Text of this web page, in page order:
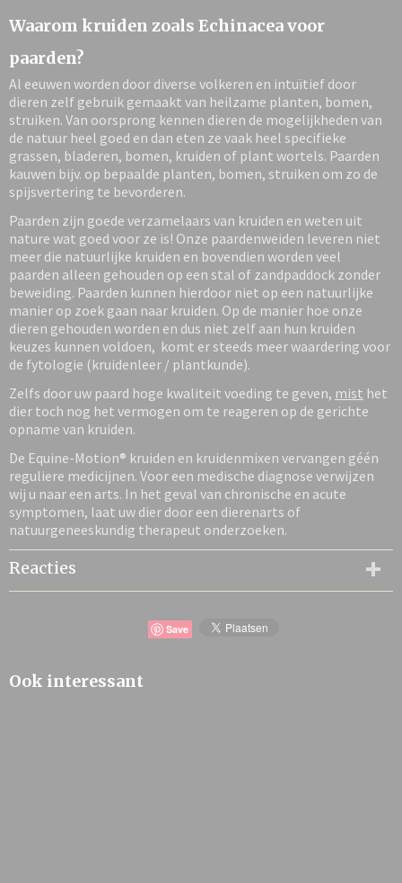
Waarom kruiden zoals Echinacea voor
paarden?
Al eeuwen worden door diverse volkeren en intuïtief door
dieren zelf gebruik gemaakt van heilzame planten, bomen,
struiken. Van oorsprong kennen dieren de mogelijkheden van
de natuur heel goed en dan eten ze vaak heel specifieke
grassen, bladeren, bomen, kruiden of plant wortels. Paarden
kauwen bijv. op bepaalde planten, bomen, struiken om zo de
spijsvertering te bevorderen.
Paarden zijn goede verzamelaars van kruiden en weten uit
nature wat goed voor ze is! Onze paardenweiden leveren niet
meer die natuurlijke kruiden en bovendien worden veel
paarden alleen gehouden op een stal of zandpaddock zonder
beweiding. Paarden kunnen hierdoor niet op een natuurlijke
manier op zoek gaan naar kruiden. Op de manier hoe onze
dieren gehouden worden en dus niet zelf aan hun kruiden
keuzes kunnen voldoen, komt er steeds meer waardering voor
de fytologie (kruidenleer / plantkunde).
Zelfs door uw paard hoge kwaliteit voeding te geven, mist het
dier toch nog het vermogen om te reageren op de gerichte
opname van kruiden.
De Equine-Motion® kruiden en kruidenmixen vervangen géén
reguliere medicijnen. Voor een medische diagnose verwijzen
wij u naar een arts. In het geval van chronische en acute
symptomen, laat uw dier door een dierenarts of
natuurgeneeskundig therapeut onderzoeken.
Reacties
Save
Ook interessant